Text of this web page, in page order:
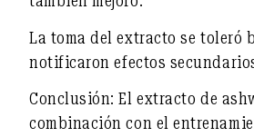
La toma del extractose toleró
notificaron efectos
Conclusión: El extracto de
combinación con el